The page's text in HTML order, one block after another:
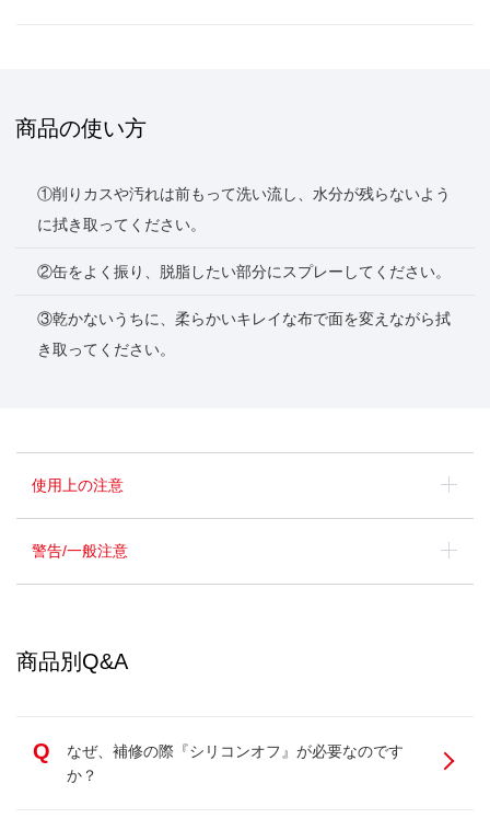
商品の使い方
①削りカスや汚れは前もって洗い流し、水分が残らないよう
に拭き取ってください。
②缶をよく振り、脱脂したい部分にスプレーしてください。
③乾かないうちに、柔らかいキレイな布で面を変えながら拭
き取ってください。
使用上の注意
警告/一般注意
商品別Q&A
Q
なぜ、補修の際『シリコンオフ』が必要なのです
か？